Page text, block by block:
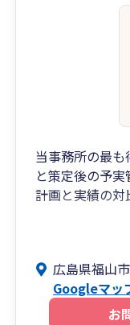
当事務所の最
と策定後の予実
計画と実績の対
「どこに手を
います。
広島県福山
Googleマッ
お